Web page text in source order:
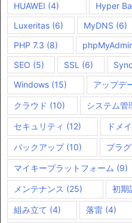
HUAWEI (4) Hyper
Luxeritas (6) MyDNS (6)
PHP 7.3 (8)
SEO (5) SSL (6)
Windows (15) アップデ
クラウド (10) システム管
セキュリティ (12) ドメ
バックアップ(10) プラ
マイキープラットフォーム (9)
メンテナンス (25) 初期
組み立て (4) 落雷 (4)